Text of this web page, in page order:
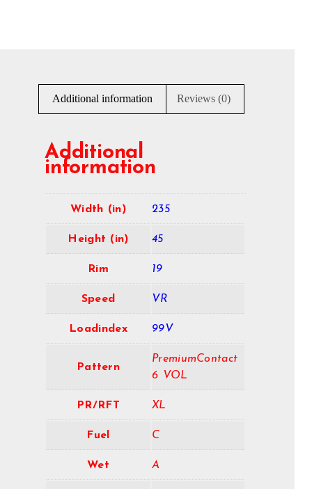
Additional information Reviews (0)
Additional
information
Width (in) 235
Height (in) 45
Rim 19
Speed VR
Loadindex 99V
Pattern
PremiumContact
6 VOL
PR/RFT XL
Fuel C
Wet A